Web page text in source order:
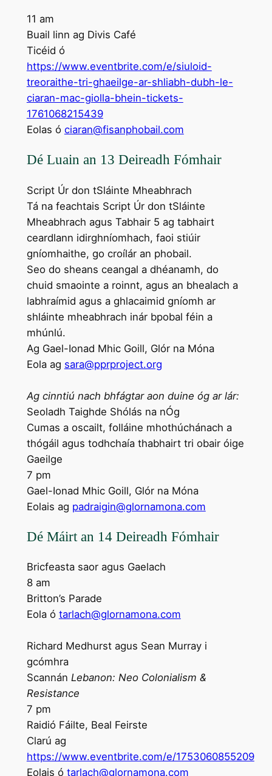
11 am
Buail linn ag Divis Café
Ticéid ó
https://www.eventbrite.com/e/siuloid-
treoraithe-tri-ghaeilge-ar-shliabh-dubh-le-
ciaran-mac-giolla-bhein-tickets-
1761068215439
Eolas ó ciaran@fisanphobail.com
Dé Luain an 13 Deireadh Fómhair
Script Úr don tSláinte Mheabhrach
Tá na feachtais Script Úr don tSláinte
Mheabhrach agus Tabhair 5 ag tabhairt
ceardlann idirghníomhach, faoi stiúir
gníomhaithe, go croílár an phobail.
Seo do sheans ceangal a dhéanamh, do
chuid smaointe a roinnt, agus an bhealach a
labhraímid agus a ghlacaimid gníomh ar
shláinte mheabhrach inár bpobal féin a
mhúnlú.
Ag Gael-Ionad Mhic Goill, Glór na Móna
Eola ag sara@pprproject.org
Ag cinntiú nach bhfágtar aon duine óg ar lár:
Seoladh Taighde Shólás na nÓg
Cumas a oscailt, folláine mhothúchánach a
thógáil agus todhchaía thabhairt tri obair óige
Gaeilge
7 pm
Gael-Ionad Mhic Goill, Glór na Móna
Eolais ag padraigin@glornamona.com
Dé Máirt an 14 Deireadh Fómhair
Bricfeasta saor agus Gaelach
8 am
Britton’s Parade
Eola ó tarlach@glornamona.com
Richard Medhurst agus Sean Murray i
gcómhra
Scannán Lebanon: Neo Colonialism &
Resistance
7 pm
Raidió Fáilte, Beal Feirste
Clarú ag
https://www.eventbrite.com/e/1753060855209
Eolais ó tarlach@glornamona.com